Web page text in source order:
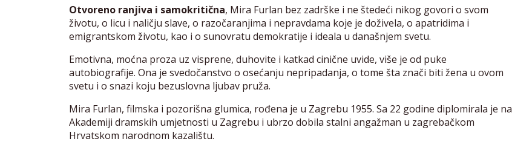
Otvoreno ranjiva i samokritična, Mira Furlan bez zadrške i ne štedeći nikog govori o svom
životu, o licu i naličju slave, o razočaranjima i nepravdama koje je doživela, o apatridima i
emigrantskom životu, kao i o sunovratu demokratije i ideala u današnjem svetu.
Emotivna, moćna proza uz visprene, duhovite i katkad cinične uvide, više je od puke
autobiografije. Ona je svedočanstvo o osećanju nepripadanja, o tome šta znači biti žena u ovom
svetu i o snazi koju bezuslovna ljubav pruža.
Mira Furlan, filmska i pozorišna glumica, rođena je u Zagrebu 1955. Sa 22 godine diplomirala je na
Akademiji dramskih umjetnosti u Zagrebu i ubrzo dobila stalni angažman u zagrebačkom
Hrvatskom narodnom kazalištu.